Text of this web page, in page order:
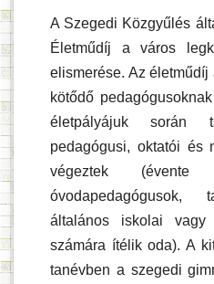
A Szegedi Közgyűlés
Életműdíj a város
elismerése. Az
kötődő
életpályájuk során
pedagógusi, oktatói és
végeztek
óvodapedagógusok,
általános iskolai vagy
számára ítélik oda). A
tanévben a szegedi